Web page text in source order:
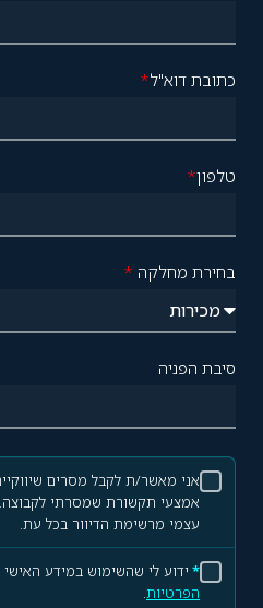
כתובת דוא"ל*
טלפון*
בחירת מחלקה *
סיבת הפניה
אני מאשר/ת לקבל מסרים
אמצעי תקשורת שמסרתי
עצמי מרשימת הדיוור בכל עת.
* ידוע לי שהשימוש במידע
הפרטיות